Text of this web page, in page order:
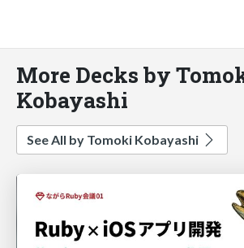
More Decks by
Kobayashi
See All by Tomoki Kobayashi